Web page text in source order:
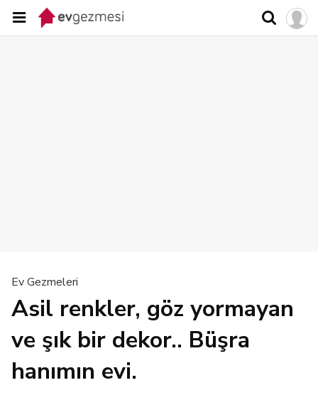
Ev Gezmeleri
Asil renkler, göz yormayan
ve şık bir dekor.. Büşra
hanımın evi.